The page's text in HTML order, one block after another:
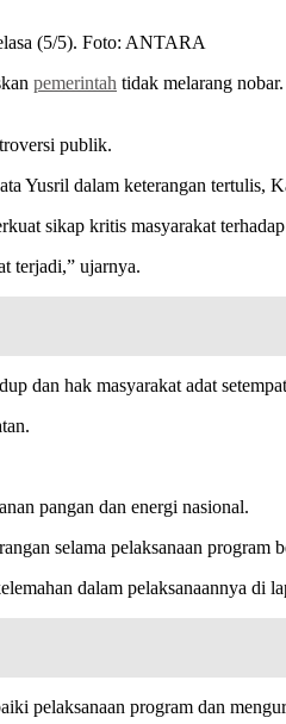
(5/5). Foto: ANTARA
pemerintah tidak melarang
publik.
Yusril dalam keterangan tertulis,
sikap kritis masyarakat
terjadi,” ujarnya.
dan hak masyarakat adat
pangan dan energi nasional.
selama pelaksanaan program
dalam pelaksanaannya di
pelaksanaan program dan